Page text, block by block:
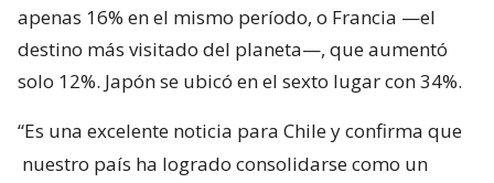
apenas 16% en el mismo período, o Francia —el
destino más visitado del planeta—, que aumentó
solo 12%. Japón se ubicó en el sexto lugar con 34%.
“Es una excelente noticia para Chile y confirma que
nuestro país ha logrado consolidarse como un